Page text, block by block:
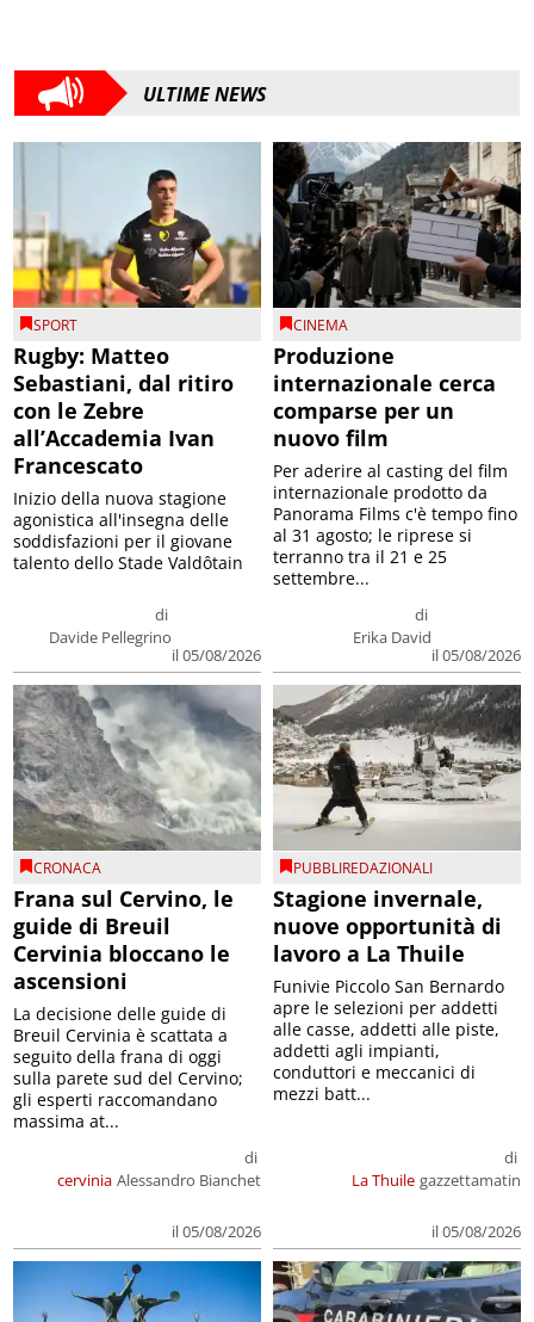
ULTIME NEWS
SPORT
Rugby: Matteo
Sebastiani, dal ritiro
con le Zebre
all’Accademia Ivan
Francescato
di
Davide Pellegrino
il 05/08/2026
Inizio della nuova stagione
agonistica all'insegna delle
soddisfazioni per il giovane
talento dello Stade Valdôtain
CINEMA
Produzione
internazionale cerca
comparse per un
nuovo film
di
Erika David
il 05/08/2026
Per aderire al casting del film
internazionale prodotto da
Panorama Films c'è tempo fino
al 31 agosto; le riprese si
terranno tra il 21 e 25
settembre...
CRONACA
Frana sul Cervino, le
guide di Breuil
Cervinia bloccano le
ascensioni
cervinia
di
Alessandro Bianchet
il 05/08/2026
La decisione delle guide di
Breuil Cervinia è scattata a
seguito della frana di oggi
sulla parete sud del Cervino;
gli esperti raccomandano
massima at...
PUBBLIREDAZIONALI
Stagione invernale,
nuove opportunità di
lavoro a La Thuile
La Thuile
di
gazzettamatin
il 05/08/2026
Funivie Piccolo San Bernardo
apre le selezioni per addetti
alle casse, addetti alle piste,
addetti agli impianti,
conduttori e meccanici di
mezzi batt...